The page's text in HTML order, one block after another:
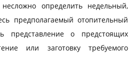
определить недельный,
предполагаемый отопительный
о предстоящих
или заготовку требуемого